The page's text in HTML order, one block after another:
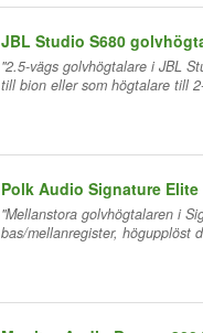
JBL Studio S680
"2.5-vägs golvhögtalare i JBL
till bion eller som högtalare till
Polk Audio Signature
"Mellanstora golvhögtalaren i
bas/mellanregister, högupplöst